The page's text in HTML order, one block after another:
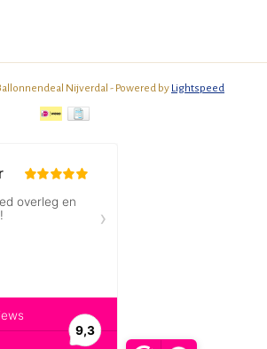
Nijverdal - Powered by Lightspeed